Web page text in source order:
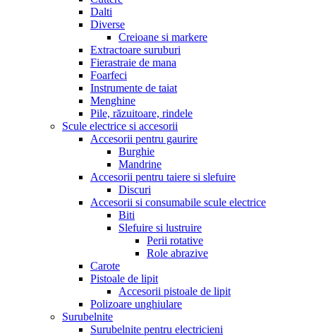
Dalti
Diverse
Creioane si markere
Extractoare suruburi
Fierastraie de mana
Foarfeci
Instrumente de taiat
Menghine
Pile, răzuitoare, rindele
Scule electrice si accesorii
Accesorii pentru gaurire
Burghie
Mandrine
Accesorii pentru taiere si slefuire
Discuri
Accesorii si consumabile scule electrice
Biti
Slefuire si lustruire
Perii rotative
Role abrazive
Carote
Pistoale de lipit
Accesorii pistoale de lipit
Polizoare unghiulare
Surubelnite
Surubelnite pentru electricieni